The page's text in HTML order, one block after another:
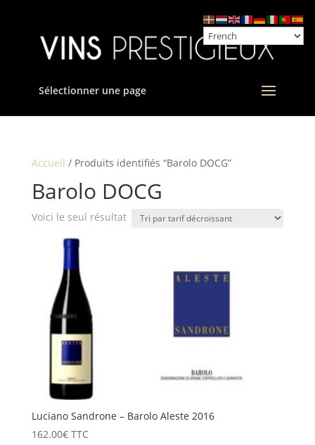
Sélectionner une page
Accueil / Produits identifiés “Barolo DOCG”
Barolo DOCG
Voici le seul résultat
Luciano Sandrone – Barolo Aleste 2016
162.00€ TTC